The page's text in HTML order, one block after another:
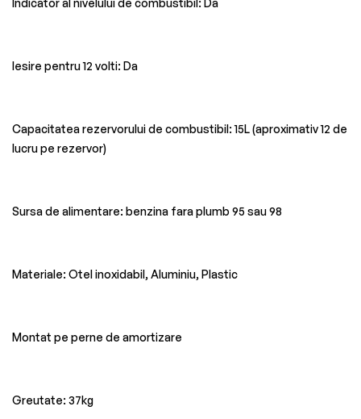
Indicator al nivelului de combustibil: Da
Iesire pentru 12 volti: Da
Capacitatea rezervorului de combustibil: 15L (aproximativ 12 de
lucru pe rezervor)
Sursa de alimentare: benzina fara plumb 95 sau 98
Materiale: Otel inoxidabil, Aluminiu, Plastic
Montat pe perne de amortizare
Greutate: 37kg